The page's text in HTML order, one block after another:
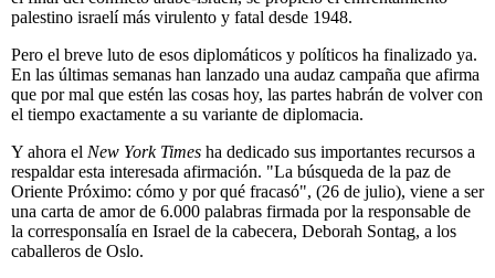
palestino israelí más virulento y fatal desde 1948.
Pero el breve luto de esos diplomáticos y políticos ha finalizado ya.
En las últimas semanas han lanzado una audaz campaña que afirma
que por mal que estén las cosas hoy, las partes habrán de volver con
el tiempo exactamente a su variante de diplomacia.
Y ahora el New York Times ha dedicado sus importantes recursos a
respaldar esta interesada afirmación. "La búsqueda de la paz de
Oriente Próximo: cómo y por qué fracasó", (26 de julio), viene a ser
una carta de amor de 6.000 palabras firmada por la responsable de
la corresponsalía en Israel de la cabecera, Deborah Sontag, a los
caballeros de Oslo.